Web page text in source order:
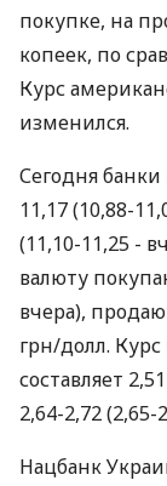
покупке, на
копеек, по
Курс
изменился.
Сегодня
11,17 (10,88-
(11,10-11,25 -
валюту
вчера),
грн/долл.
составляет
2,64-2,72 (2,65-
Нацбанк